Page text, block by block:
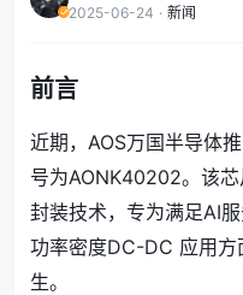
2025-06-24 · 新闻
前言
近期，AOS万国半导体
号为AONK40202。该
封装技术，专为满足AI
功率密度DC-DC 应用
生。